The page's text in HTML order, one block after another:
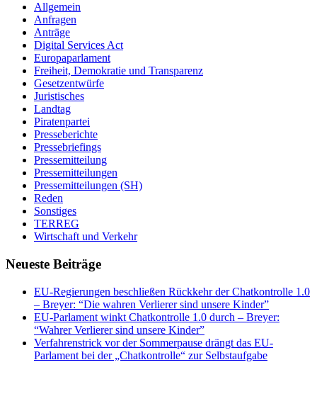
Allgemein
Anfragen
Anträge
Digital Services Act
Europaparlament
Freiheit, Demokratie und Transparenz
Gesetzentwürfe
Juristisches
Landtag
Piratenpartei
Presseberichte
Pressebriefings
Pressemitteilung
Pressemitteilungen
Pressemitteilungen (SH)
Reden
Sonstiges
TERREG
Wirtschaft und Verkehr
Neueste Beiträge
EU-Regierungen beschließen Rückkehr der Chatkontrolle 1.0
– Breyer: “Die wahren Verlierer sind unsere Kinder”
EU-Parlament winkt Chatkontrolle 1.0 durch – Breyer:
“Wahrer Verlierer sind unsere Kinder”
Verfahrenstrick vor der Sommerpause drängt das EU-
Parlament bei der „Chatkontrolle“ zur Selbstaufgabe